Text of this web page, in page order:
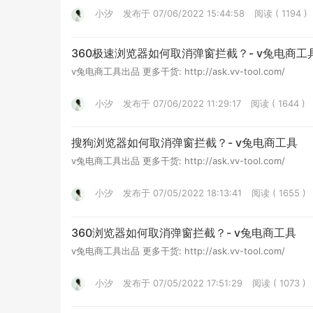
小汐 发布于 07/06/2022 15:44:58 阅读 ( 1194 )
360极速浏览器如何取消弹窗拦截？- v兔电商工
v兔电商工具出品 更多干货: http://ask.vv-tool.com/
小汐 发布于 07/06/2022 11:29:17 阅读 ( 1644 )
搜狗浏览器如何取消弹窗拦截？- v兔电商工具
v兔电商工具出品 更多干货: http://ask.vv-tool.com/
小汐 发布于 07/05/2022 18:13:41 阅读 ( 1655 )
360浏览器如何取消弹窗拦截？- v兔电商工具
v兔电商工具出品 更多干货: http://ask.vv-tool.com/
小汐 发布于 07/05/2022 17:51:29 阅读 ( 1073 )